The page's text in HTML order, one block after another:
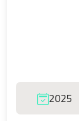
2025